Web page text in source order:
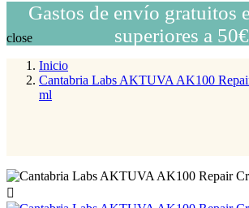
Gastos de envío gratuitos
superiores a 50€
close
Inicio
Cantabria Labs AKTUVA AK100
ml
